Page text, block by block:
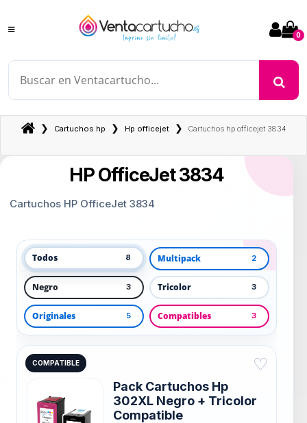
0
❯ Cartuchos hp ❯ Hp officejet❯ Cartuchos hp officejet 3834
HP OfficeJet 3834
Cartuchos HP OfficeJet 3834
Todos 8 Multipack 2
Negro 3 Tricolor 3
Originales 5 Compatibles 3
COMPATIBLE ♡
Pack Cartuchos Hp
302XL Negro + Tricolor
Compatible